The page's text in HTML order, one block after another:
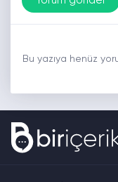
Bu yazıya henüz